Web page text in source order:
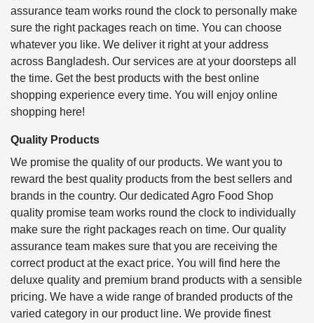
assurance team works round the clock to personally make
sure the right packages reach on time. You can choose
whatever you like. We deliver it right at your address
across Bangladesh. Our services are at your doorsteps all
the time. Get the best products with the best online
shopping experience every time. You will enjoy online
shopping here!
Quality Products
We promise the quality of our products. We want you to
reward the best quality products from the best sellers and
brands in the country. Our dedicated Agro Food Shop
quality promise team works round the clock to individually
make sure the right packages reach on time. Our quality
assurance team makes sure that you are receiving the
correct product at the exact price. You will find here the
deluxe quality and premium brand products with a sensible
pricing. We have a wide range of branded products of the
varied category in our product line. We provide finest